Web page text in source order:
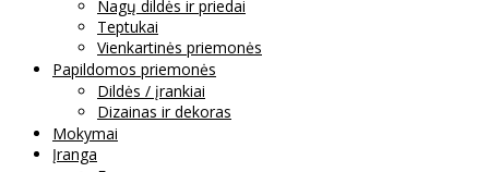
Nagų dildės ir priedai
Teptukai
Vienkartinės priemonės
Papildomos priemonės
Dildės / įrankiai
Dizainas ir dekoras
Mokymai
Įranga